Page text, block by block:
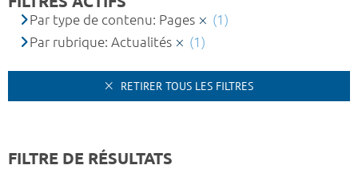
Par type de contenu: Pages
(1)
Par rubrique: Actualités
(1)
RETIRER TOUS LES FILTRES
FILTRE DE RÉSULTATS